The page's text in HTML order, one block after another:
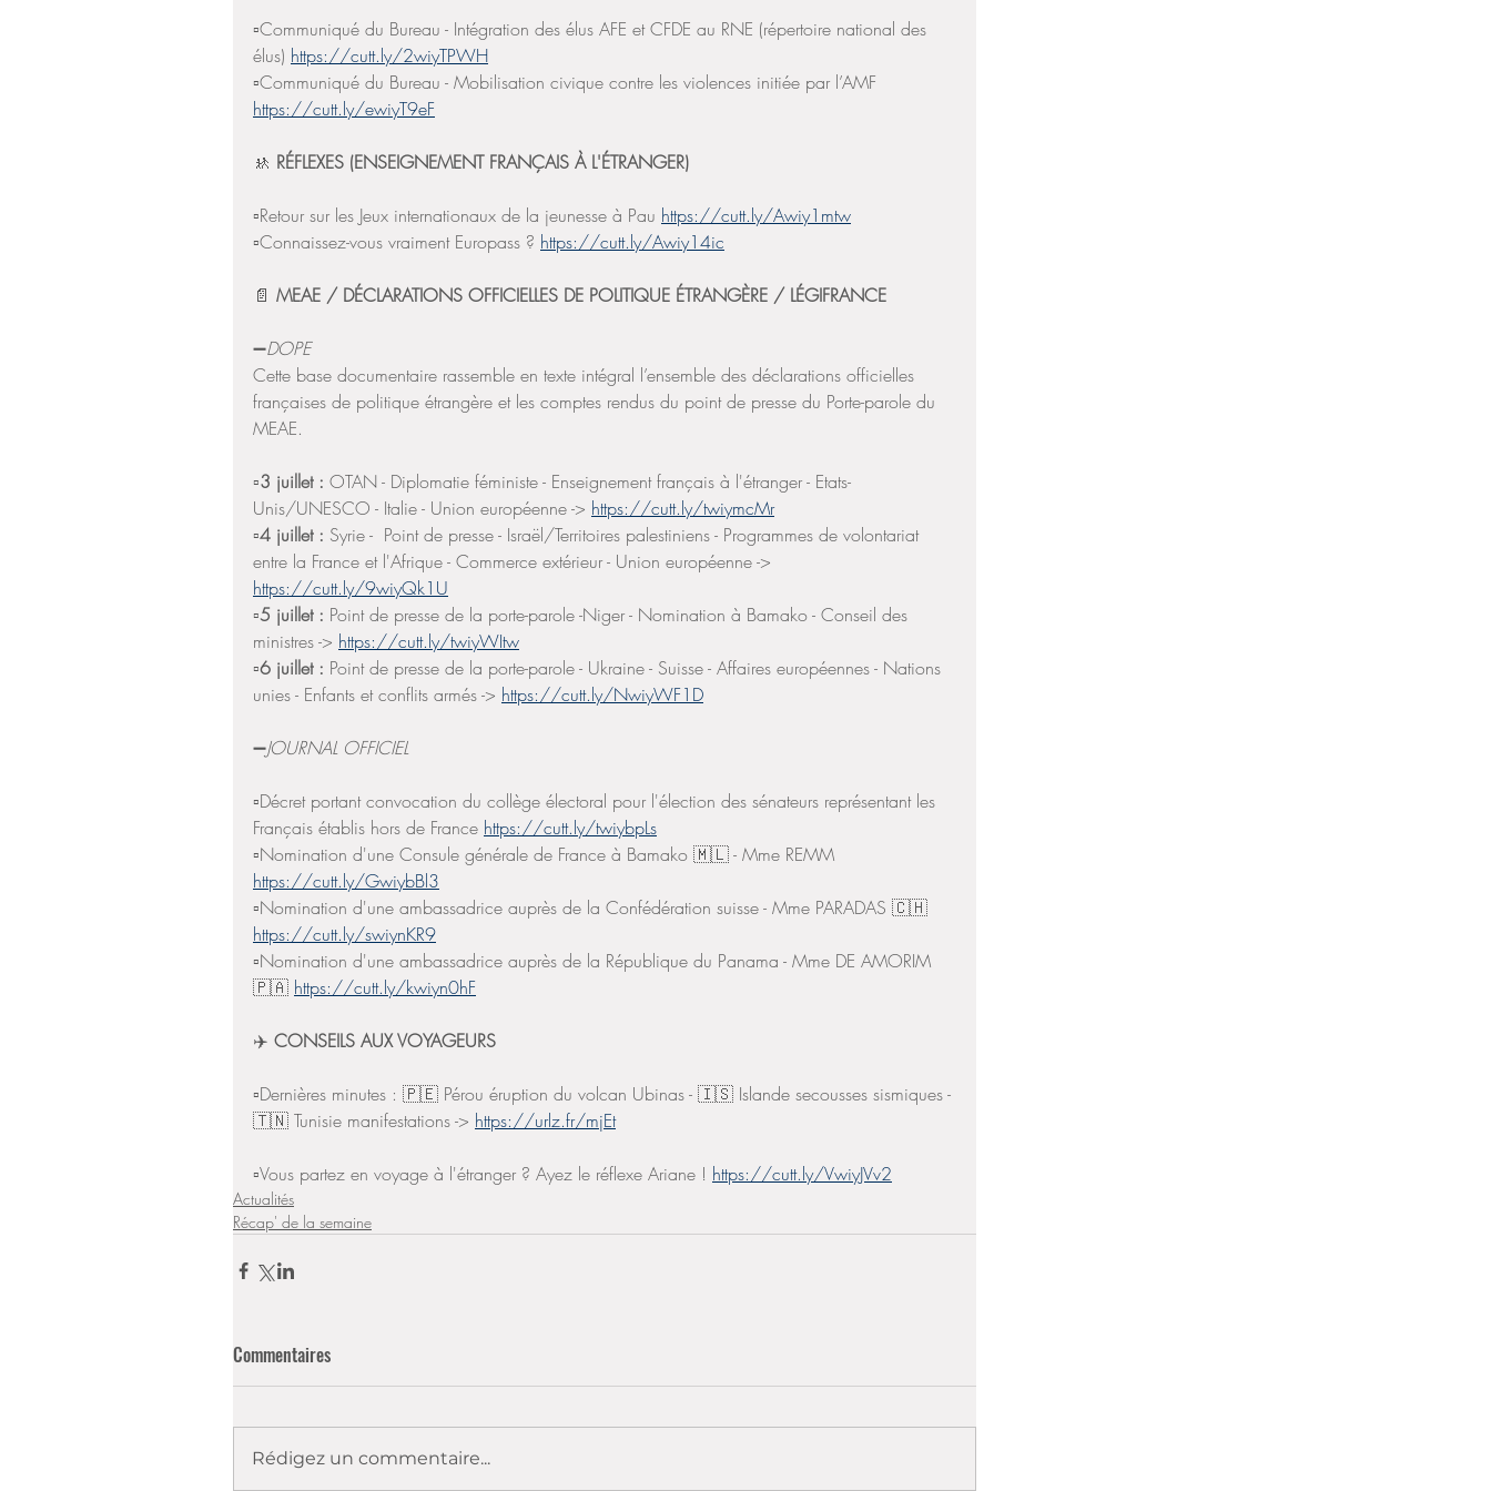
▫️Communiqué du Bureau - Intégration des élus AFE et CFDE au RNE (répertoire national des
élus) https://cutt.ly/2wiyTPWH
▫️Communiqué du Bureau - Mobilisation civique contre les violences initiée par l’AMF
https://cutt.ly/ewiyT9eF
🚸 RÉFLEXES (ENSEIGNEMENT FRANÇAIS À L'ÉTRANGER)
▫️Retour sur les Jeux internationaux de la jeunesse à Pau https://cutt.ly/Awiy1mtw
▫️Connaissez-vous vraiment Europass ? https://cutt.ly/Awiy14ic
📄 MEAE / DÉCLARATIONS OFFICIELLES DE POLITIQUE ÉTRANGÈRE / LÉGIFRANCE
➖DOPE
Cette base documentaire rassemble en texte intégral l’ensemble des déclarations officielles
françaises de politique étrangère et les comptes rendus du point de presse du Porte-parole du
MEAE.
▫️3 juillet : OTAN - Diplomatie féministe - Enseignement français à l'étranger - Etats-
Unis/UNESCO - Italie - Union européenne -> https://cutt.ly/twiymcMr
▫️4 juillet : Syrie -  Point de presse - Israël/Territoires palestiniens - Programmes de volontariat
entre la France et l'Afrique - Commerce extérieur - Union européenne ->
https://cutt.ly/9wiyQk1U
▫️5 juillet : Point de presse de la porte-parole -Niger - Nomination à Bamako - Conseil des
ministres -> https://cutt.ly/twiyWItw
▫️6 juillet : Point de presse de la porte-parole - Ukraine - Suisse - Affaires européennes - Nations
unies - Enfants et conflits armés -> https://cutt.ly/NwiyWF1D
➖JOURNAL OFFICIEL
▫️Décret portant convocation du collège électoral pour l'élection des sénateurs représentant les
Français établis hors de France https://cutt.ly/twiybpLs
▫️Nomination d'une Consule générale de France à Bamako 🇲🇱 - Mme REMM
https://cutt.ly/GwiybBl3
▫️Nomination d'une ambassadrice auprès de la Confédération suisse - Mme PARADAS 🇨🇭
https://cutt.ly/swiynKR9
▫️Nomination d'une ambassadrice auprès de la République du Panama - Mme DE AMORIM
🇵🇦 https://cutt.ly/kwiyn0hF
✈️ CONSEILS AUX VOYAGEURS
▫️Dernières minutes : 🇵🇪 Pérou éruption du volcan Ubinas - 🇮🇸 Islande secousses sismiques -
🇹🇳 Tunisie manifestations -> https://urlz.fr/mjEt
▫️Vous partez en voyage à l'étranger ? Ayez le réflexe Ariane ! https://cutt.ly/VwiyJVv2
Actualités
Récap' de la semaine
Commentaires
Rédigez un commentaire...